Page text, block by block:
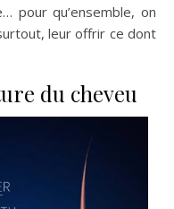
pour qu’ensemble, on
leur offrir ce dont
du cheveu